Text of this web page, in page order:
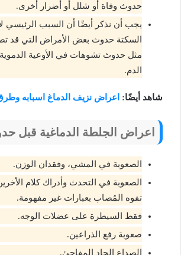
حدوث وفاة أو شلل أو أضرار أخرى.
يجب أن نذكر أيضًا أن السبب الرئيسي
السكتة حدوث بعض الأمراض التي قد
مثل حدوث تشوهات في الأوعية
الدم.
شاهد أيضًا: اعراض نزيف الدماغ اسبابه
اعراض الجلطة الدماغية قبل
الصعوبة في المشي، وفقدان الوزن.
الصعوبة في التحدث وأدراك كلام
تفوه المُصاب بعبارات غير مفهومة.
فقط السيطرة على عضلات الوجه.
صعوبة رفع الذراعين.
الصداع الحاد المفاجئ.